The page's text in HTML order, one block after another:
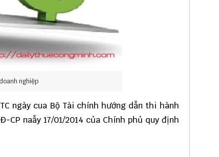
nghiệp
ngày cua Bộ Tài chính hướng dẫn thi hành
CP naẫy 17/01/2014 của Chính phủ quy định